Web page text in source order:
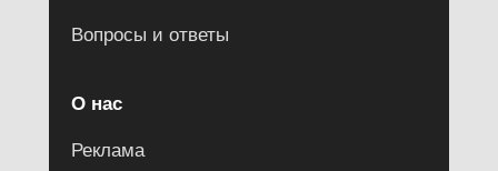
Вопросы и ответы
О нас
Реклама